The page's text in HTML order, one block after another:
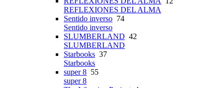
REFLEXIONES DEL ALMA
Sentido inverso 74
Sentido inverso
SLUMBERLAND 42
SLUMBERLAND
Starbooks 37
Starbooks
super 8 55
super 8